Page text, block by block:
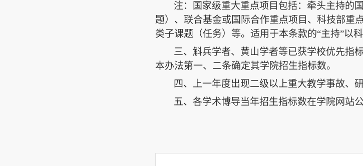
注：国家级重大重点项目包括：牵头主持的
题）、联合基金或国际合作重点项目、科技部重
类子课题（任务）等。适用于本条款的“主持”以
三、斛兵学者、黄山学者等已获学校优先指
本办法第一、二条确定其学院招生指标数。
四、上一年度出现二级以上重大教学事故、
五、各学术博导当年招生指标数在学院网站